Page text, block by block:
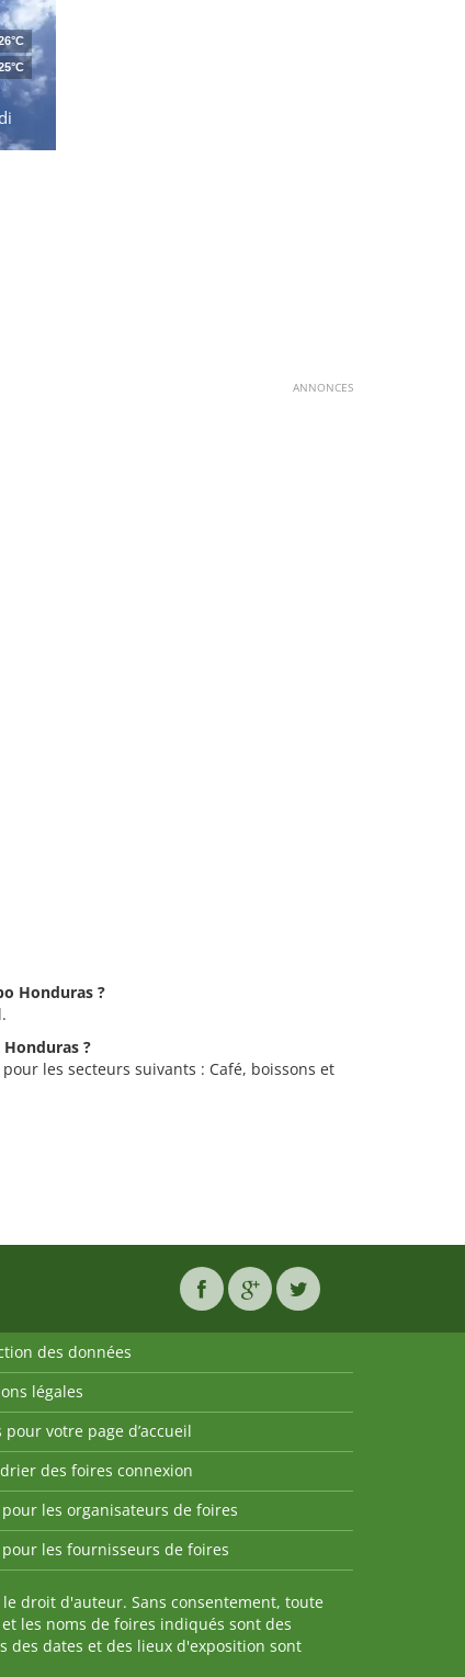
ANNONCES
Honduras ?
?
les secteurs suivants : Café, boissons et
des données
légales
pour votre page d’accueil
des foires connexion
pour les organisateurs de foires
pour les fournisseurs de foires
droit d'auteur. Sans consentement, toute
les noms de foires indiqués sont des
des dates et des lieux d'exposition sont